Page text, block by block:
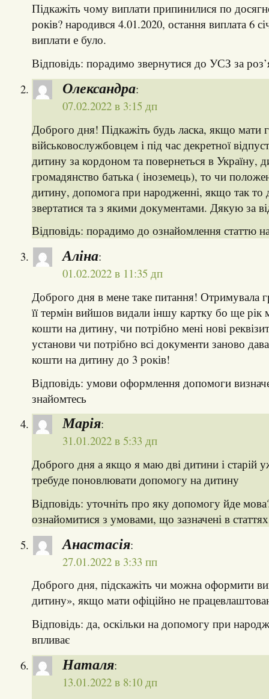
Підкажіть чому виплати припинилися по
років? народився 4.01.2020, остання виплата 6
виплати е було.
Відповідь: порадимо звернутися до УСЗ за
Олександра:
07.02.2022 в 3:15 дп
Доброго дня! Підкажіть будь ласка, якщо мати
військовослужбовцем і під час декретної
дитину за кордоном та повернеться в Україну,
громадянство батька ( іноземець), то чи
дитину, допомога при народженні, якщо так то
звертатися та з якими документами. Дякую за
Відповідь: порадимо до ознайомлення статтю на
Аліна:
01.02.2022 в 11:35 дп
Доброго дня в мене таке питання! Отримувала
її термін вийшов видали іншу картку бо ще
кошти на дитину, чи потрібно мені нові
установи чи потрібно всі документи заново
кошти на дитину до 3 років!
Відповідь: умови оформлення допомоги
знайомтесь
Марія:
31.01.2022 в 5:33 дп
Доброго дня а якщо я маю дві дитини і старій
требуде поновлювати допомогу на дитину
Відповідь: уточніть про яку допомогу йде
ознайомитися з умовами, що зазначені в статтях
Анастасія:
27.01.2022 в 3:33 пп
Доброго дня, підскажіть чи можна оформити
дитину», якщо мати офіційно не
Відповідь: да, оскільки на допомогу при
впливає
Наталя:
13.01.2022 в 8:10 дп